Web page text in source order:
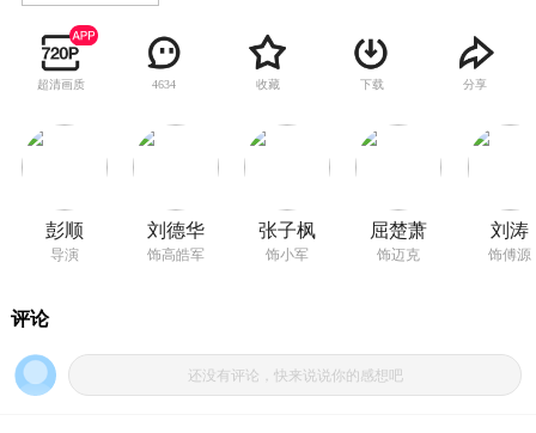
旋，他的女儿小军（张子枫 饰）被绑为人质，性
命岌岌可危。劫匪头目迈克（屈楚萧 饰）要价35
亿人民币，全机乘客沦为他的筹码和玩具。女儿
高晧军开启极限反杀模式，一场高空追杀就此展
开。此时机舱内已是浓烟滚滚，坠机只是时间问
华客机究竟是最后的栖身之所还是坠入地狱的幽
灵航班？
超清画质 4634 收藏 下载 分享
彭顺
导演
刘德华
饰高皓军
张子枫
饰小军
屈楚萧
饰迈克
刘涛
饰傅源